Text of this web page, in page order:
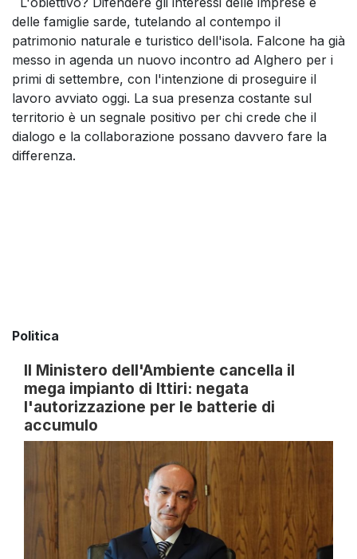
delle famiglie sarde, tutelando al contempo il
patrimonio naturale e turistico dell'isola. Falcone ha già
messo in agenda un nuovo incontro ad Alghero per i
primi di settembre, con l'intenzione di proseguire il
lavoro avviato oggi. La sua presenza costante sul
territorio è un segnale positivo per chi crede che il
dialogo e la collaborazione possano davvero fare la
differenza.
Politica
Il Ministero dell'Ambiente cancella il
mega impianto di Ittiri: negata
l'autorizzazione per le batterie di
accumulo